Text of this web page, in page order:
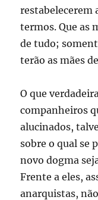
restabelecerem
termos. Que as
de tudo;
terão as mães
O que
companheiros
alucinados,
sobre o qual se
novo dogma
Frente a eles,
anarquistas,